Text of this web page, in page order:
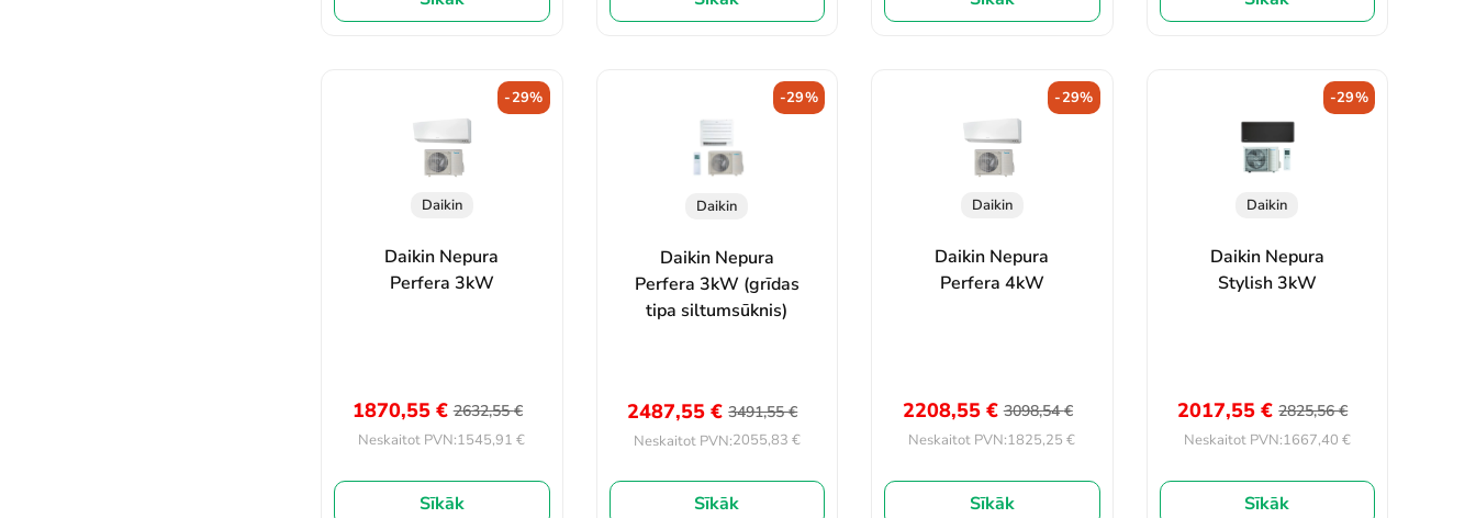
-29%
Daikin
Daikin Nepura
Perfera 3kW
2632,55€
1870,55 €
Neskaitot PVN:1545,91€
Sīkāk
-29%
Daikin
Daikin Nepura
Perfera 3kW (grīdas
tipa siltumsūknis)
3491,55€
2487,55€
Neskaitot PVN:2055,83 €
Sīkāk
-29%
Daikin
Daikin Nepura
Perfera 4kW
3098,54€
2208,55 €
Neskaitot PVN:1825,25€
Sīkāk
-29%
Daikin
Daikin Nepura
Stylish 3kW
2825,56€
2017,55€
Neskaitot PVN:1667,40 €
Sīkāk